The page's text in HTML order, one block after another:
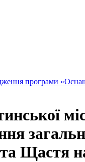
програми
Щастя